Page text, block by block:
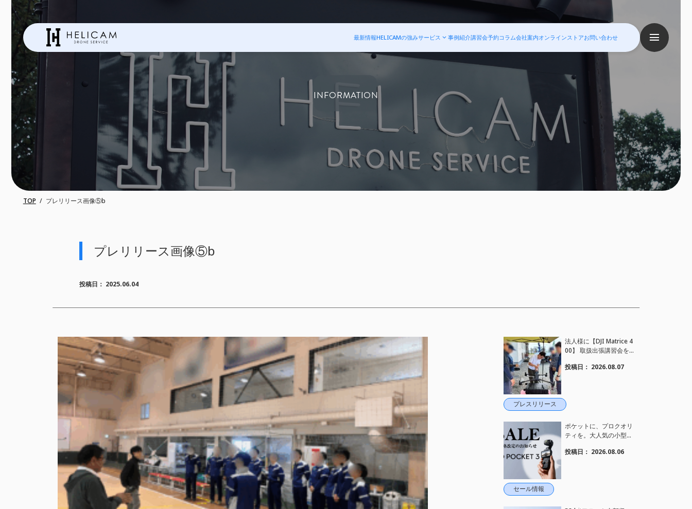
最新情報HELICAMの強みサービス 事例紹介講習会予約コラム会社案内オンラインストアお問い合わせ
INFORMATION
TOP プレリリース画像⑤b
プレリリース画像⑤b
投稿日： 2025.06.04
プレスリリース
法人様に【DJI Matrice 4
00】 取扱出張講習会を
施しました。
投稿日： 2026.08.07
セール情報
ポケットに、プロクオリ
ティを。大人気の小型カ
定価がさらにお値下げさ
投稿日： 2026.08.06